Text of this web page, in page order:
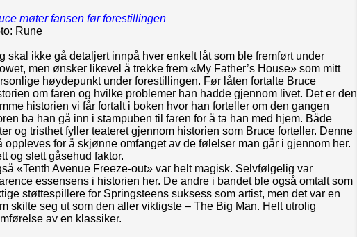
møter fansen før forestillingen
Rune
skal ikke gå detaljert innpå hver enkelt låt som ble fremført under
men ønsker likevel å trekke frem «My Father’s House» som mitt
høydepunkt under forestillingen. Før låten fortalte Bruce
om faren og hvilke problemer han hadde gjennom livet. Det er den
historien vi får fortalt i boken hvor han forteller om den gangen
ba han gå inn i stampuben til faren for å ta han med hjem. Både
og tristhet fyller teateret gjennom historien som Bruce forteller. Denne
oppleves for å skjønne omfanget av de følelser man går i gjennom her.
og slett gåsehud faktor.
«Tenth Avenue Freeze-out» var helt magisk. Selvfølgelig var
essensens i historien her. De andre i bandet ble også omtalt som
støttespillere for Springsteens suksess som artist, men det var en
skilte seg ut som den aller viktigste – The Big Man. Helt utrolig
av en klassiker.